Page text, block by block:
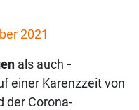
2021
als auch -
einer Karenzzeit von
der Corona-